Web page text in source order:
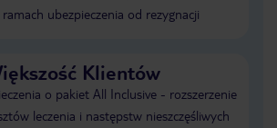
ubezpieczenia od rezygnacji
Klientów
o pakiet All Inclusive - rozszerzenie
leczenia i następstw nieszczęśliwych